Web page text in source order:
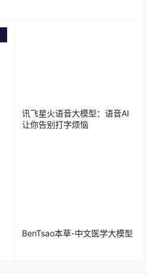
讯飞星火语音大模型：语音AI
让你告别打字烦恼
BenTsao本草-中文医学大模型